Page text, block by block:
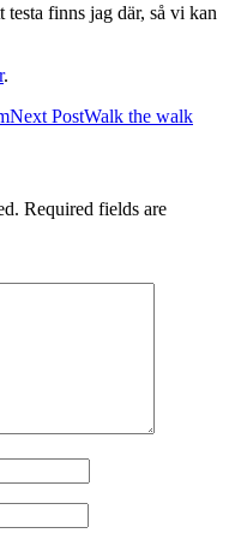
testa finns jag där, så vi kan
.
Next PostWalk the walk
Required fields are